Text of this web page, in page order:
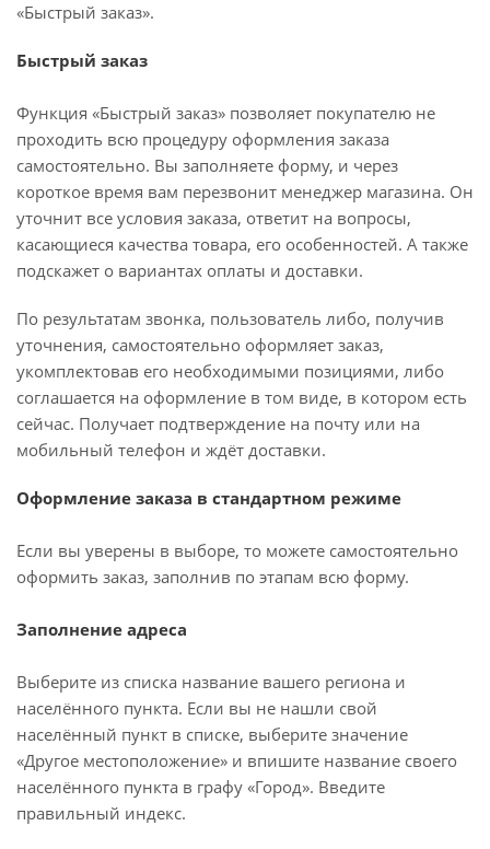
«Быстрый заказ».
Быстрый заказ
Функция «Быстрый заказ» позволяет покупателю не
проходить всю процедуру оформления заказа
самостоятельно. Вы заполняете форму, и через
короткое время вам перезвонит менеджер магазина. Он
уточнит все условия заказа, ответит на вопросы,
касающиеся качества товара, его особенностей. А также
подскажет о вариантах оплаты и доставки.
По результатам звонка, пользователь либо, получив
уточнения, самостоятельно оформляет заказ,
укомплектовав его необходимыми позициями, либо
соглашается на оформление в том виде, в котором есть
сейчас. Получает подтверждение на почту или на
мобильный телефон и ждёт доставки.
Оформление заказа в стандартном режиме
Если вы уверены в выборе, то можете самостоятельно
оформить заказ, заполнив по этапам всю форму.
Заполнение адреса
Выберите из списка название вашего региона и
населённого пункта. Если вы не нашли свой
населённый пункт в списке, выберите значение
«Другое местоположение» и впишите название своего
населённого пункта в графу «Город». Введите
правильный индекс.